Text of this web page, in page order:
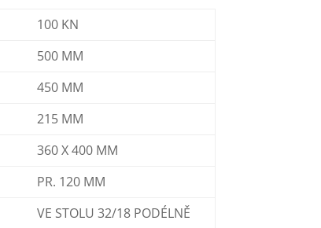
100 KN
500 MM
450 MM
215 MM
360 X 400 MM
PR. 120 MM
VE STOLU 32/18 PODÉLNĚ